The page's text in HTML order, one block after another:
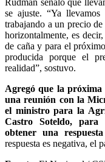
se ajuste. “Ya
trabajando a un precio
horizontalmente, es
de caña y para el
producida porque el
realidad”, sostuvo.
Agregó que la próxima
una reunión con la
el ministro para la
Castro Soteldo,
obtener una
respuesta es negativa, el